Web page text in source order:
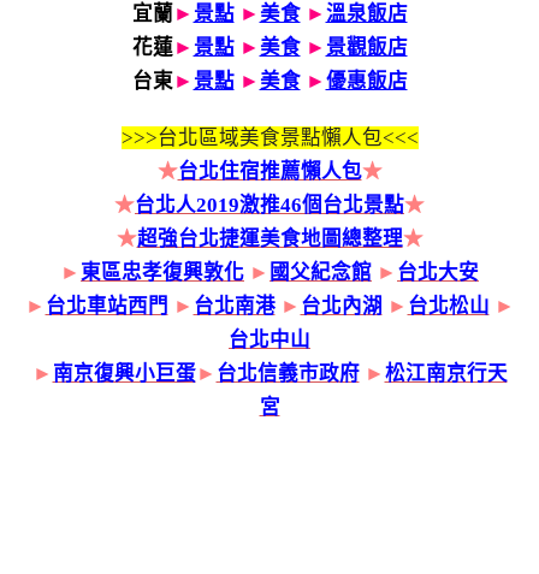
宜蘭 ► 景點 ► 美食► 溫泉飯店
花蓮► 景點 ► 美食► 景觀飯店
台東► 景點 ► 美食► 優惠飯店
>>>台北區域美食景點懶人包<<<
★台北住宿推薦懶人包★
★台北人2019激推46個台北景點★
★超強台北捷運美食地圖總整理★
► 東區忠孝復興敦化 ► 國父紀念館 ► 台北大安
► 台北車站西門 ► 台北南港 ► 台北內湖 ► 台北松山 ►
台北中山
► 南京復興小巨蛋► 台北信義市政府► 松江南京行天
宮